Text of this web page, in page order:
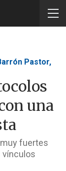
Pastor,
una
fuertes
vínculos